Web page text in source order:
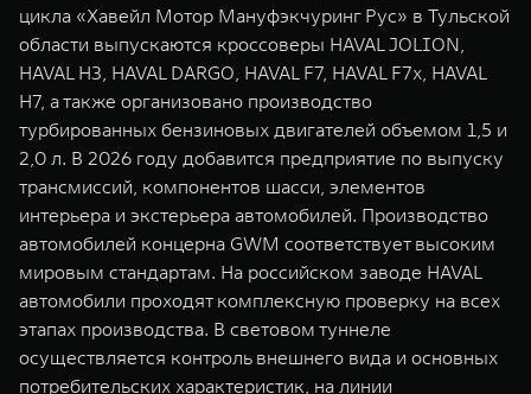
цикла «Хавейл Мотор Мануфэкчуринг Рус» в Тульской
области выпускаются кроссоверы HAVAL JOLION,
HAVAL H3, HAVAL DARGO, HAVAL F7, HAVAL F7x, HAVAL
H7, а также организовано производство
турбированных бензиновых двигателей объемом 1,5 и
2,0 л. В 2026 году добавится предприятие по выпуску
трансмиссий, компонентов шасси, элементов
интерьера и экстерьера автомобилей. Производство
автомобилей концерна GWM соответствует высоким
мировым стандартам. На российском заводе HAVAL
автомобили проходят комплексную проверку на всех
этапах производства. В световом туннеле
осуществляется контроль внешнего вида и основных
потребительских характеристик, на линии